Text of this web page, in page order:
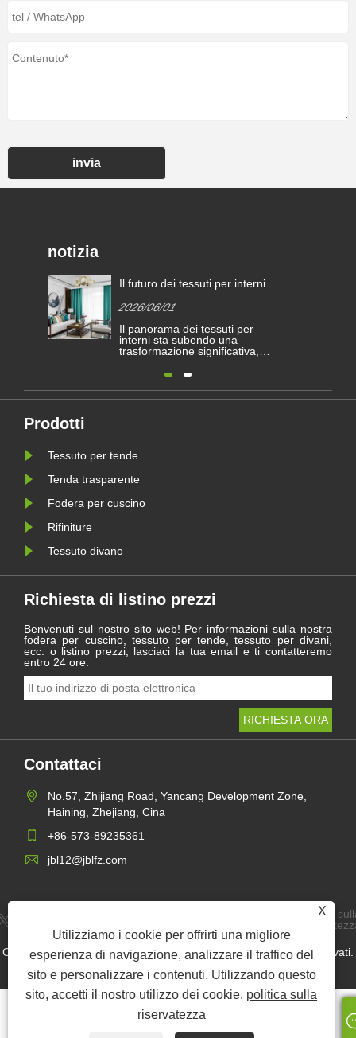
invia
X
Utilizziamo i cookie per offrirti una migliore
esperienza di navigazione, analizzare il traffico del
sito e personalizzare i contenuti. Utilizzando questo
sito, accetti il ​​nostro utilizzo dei cookie. politica sulla
riservatezza
notizia
Il futuro dei tessuti per interni è
alte prestazioni?
2026/06/01
Il panorama dei tessuti per
interni sta subendo una
trasformazione significativa,
richieste architettoniche e delle
Prodotti
Tessuto per tende
Tenda trasparente
Fodera per cuscino
Rifiniture
Tessuto divano
Richiesta di listino prezzi
Benvenuti sul nostro sito web! Per informazioni sulla nostra
fodera per cuscino, tessuto per tende, tessuto per divani,
ecc. o listino prezzi, lasciaci la tua email e ti contatteremo
entro 24 ore.
Contattaci
No.57, Zhijiang Road, Yancang Development Zone,
Haining, Zhejiang, Cina
+86-573-89235361
jbl12@jblfz.com
politica
Copyright © 2021 Haining Jinbaili Textile Co., Ltd. Tutti i diritti riservati.